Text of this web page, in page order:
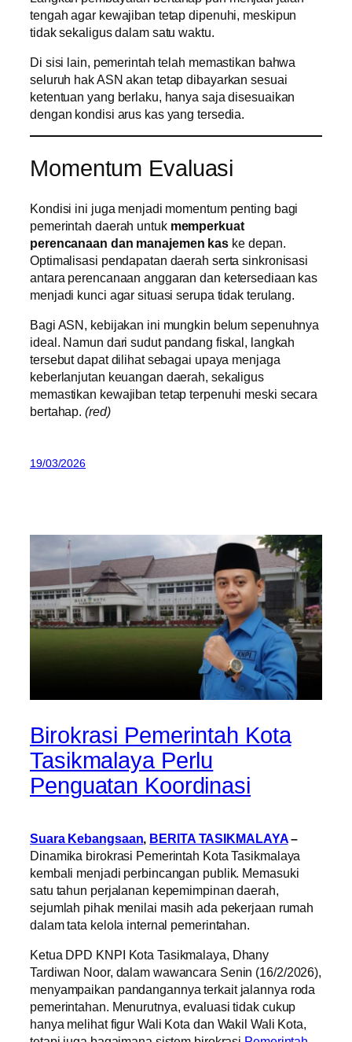
tengah agar kewajiban tetap dipenuhi, meskipun
tidak sekaligus dalam satu waktu.
Di sisi lain, pemerintah telah memastikan bahwa
seluruh hak ASN akan tetap dibayarkan sesuai
ketentuan yang berlaku, hanya saja disesuaikan
dengan kondisi arus kas yang tersedia.
Momentum Evaluasi
Kondisi ini juga menjadi momentum penting bagi
pemerintah daerah untuk memperkuat
perencanaan dan manajemen kas ke depan.
Optimalisasi pendapatan daerah serta sinkronisasi
antara perencanaan anggaran dan ketersediaan kas
menjadi kunci agar situasi serupa tidak terulang.
Bagi ASN, kebijakan ini mungkin belum sepenuhnya
ideal. Namun dari sudut pandang fiskal, langkah
tersebut dapat dilihat sebagai upaya menjaga
keberlanjutan keuangan daerah, sekaligus
memastikan kewajiban tetap terpenuhi meski secara
bertahap.(red)
19/03/2026
Birokrasi Pemerintah Kota
Tasikmalaya Perlu
Penguatan Koordinasi
Suara Kebangsaan, BERITA TASIKMALAYA–
Dinamika birokrasi Pemerintah Kota Tasikmalaya
kembali menjadi perbincangan publik. Memasuki
satu tahun perjalanan kepemimpinan daerah,
sejumlah pihak menilai masih ada pekerjaan rumah
dalam tata kelola internal pemerintahan.
Ketua DPD KNPI Kota Tasikmalaya, Dhany
Tardiwan Noor, dalam wawancara Senin (16/2/2026),
menyampaikan pandangannya terkait jalannya roda
pemerintahan. Menurutnya, evaluasi tidak cukup
hanya melihat figur Wali Kota dan Wakil Wali Kota,